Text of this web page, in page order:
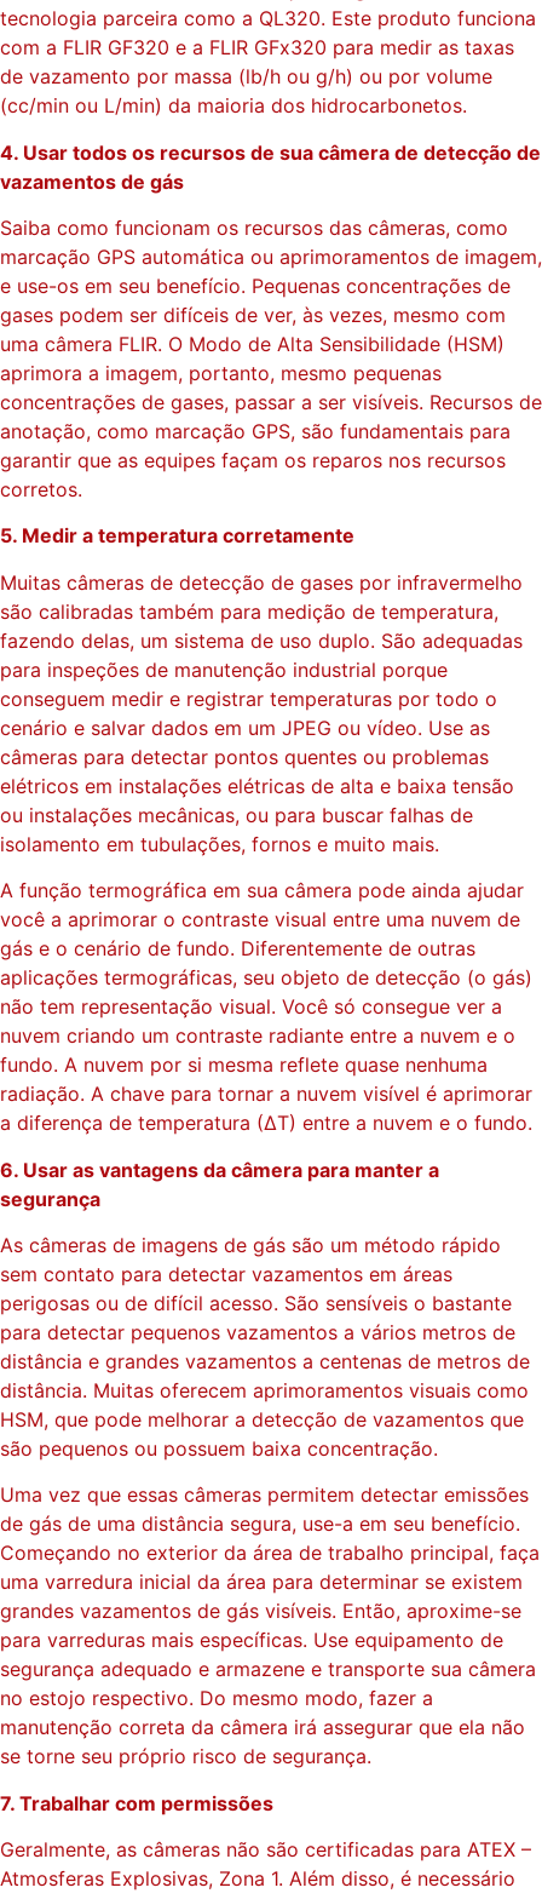
tecnologia parceira como a QL320. Este produto funciona
com a FLIR GF320 e a FLIR GFx320 para medir as taxas
de vazamento por massa (lb/h ou g/h) ou por volume
(cc/min ou L/min) da maioria dos hidrocarbonetos.
4. Usar todos os recursos de sua câmera de detecção de
vazamentos de gás
Saiba como funcionam os recursos das câmeras, como
marcação GPS automática ou aprimoramentos de imagem,
e use-os em seu benefício. Pequenas concentrações de
gases podem ser difíceis de ver, às vezes, mesmo com
uma câmera FLIR. O Modo de Alta Sensibilidade (HSM)
aprimora a imagem, portanto, mesmo pequenas
concentrações de gases, passar a ser visíveis. Recursos de
anotação, como marcação GPS, são fundamentais para
garantir que as equipes façam os reparos nos recursos
corretos.
5. Medir a temperatura corretamente
Muitas câmeras de detecção de gases por infravermelho
são calibradas também para medição de temperatura,
fazendo delas, um sistema de uso duplo. São adequadas
para inspeções de manutenção industrial porque
conseguem medir e registrar temperaturas por todo o
cenário e salvar dados em um JPEG ou vídeo. Use as
câmeras para detectar pontos quentes ou problemas
elétricos em instalações elétricas de alta e baixa tensão
ou instalações mecânicas, ou para buscar falhas de
isolamento em tubulações, fornos e muito mais.
A função termográfica em sua câmera pode ainda ajudar
você a aprimorar o contraste visual entre uma nuvem de
gás e o cenário de fundo. Diferentemente de outras
aplicações termográficas, seu objeto de detecção (o gás)
não tem representação visual. Você só consegue ver a
nuvem criando um contraste radiante entre a nuvem e o
fundo. A nuvem por si mesma reflete quase nenhuma
radiação. A chave para tornar a nuvem visível é aprimorar
a diferença de temperatura (∆T) entre a nuvem e o fundo.
6. Usar as vantagens da câmera para manter a
segurança
As câmeras de imagens de gás são um método rápido
sem contato para detectar vazamentos em áreas
perigosas ou de difícil acesso. São sensíveis o bastante
para detectar pequenos vazamentos a vários metros de
distância e grandes vazamentos a centenas de metros de
distância. Muitas oferecem aprimoramentos visuais como
HSM, que pode melhorar a detecção de vazamentos que
são pequenos ou possuem baixa concentração.
Uma vez que essas câmeras permitem detectar emissões
de gás de uma distância segura, use-a em seu benefício.
Começando no exterior da área de trabalho principal, faça
uma varredura inicial da área para determinar se existem
grandes vazamentos de gás visíveis. Então, aproxime-se
para varreduras mais específicas. Use equipamento de
segurança adequado e armazene e transporte sua câmera
no estojo respectivo. Do mesmo modo, fazer a
manutenção correta da câmera irá assegurar que ela não
se torne seu próprio risco de segurança.
7. Trabalhar com permissões
Geralmente, as câmeras não são certificadas para ATEX –
Atmosferas Explosivas, Zona 1. Além disso, é necessário